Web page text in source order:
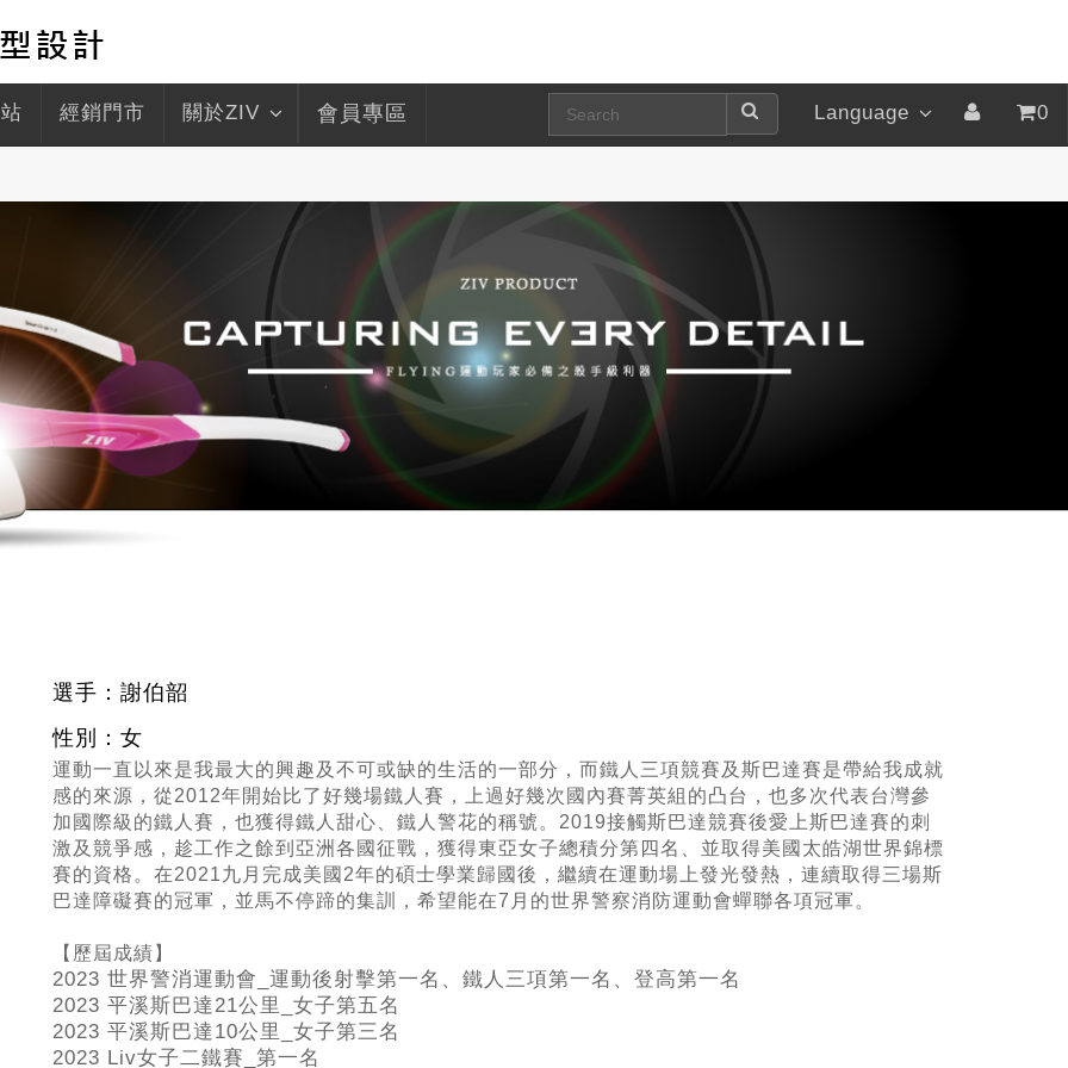
經銷門市 關於ZIV 會員專區 Language 0
選手：謝伯韶
性別：女
運動一直以來是我最大的興趣及不可或缺的生活的一部分，而鐵人三項競賽及斯巴達賽是帶給我成就
感的來源，從2012年開始比了好幾場鐵人賽，上過好幾次國內賽菁英組的凸台，也多次代表台灣參
加國際級的鐵人賽，也獲得鐵人甜心、鐵人警花的稱號。 2019接觸斯巴達競賽後愛上斯巴達賽的刺
激及競爭感，趁工作之餘到亞洲各國征戰，獲得東亞女子總積分第四名、並取得美國太皓湖世界錦標
賽的資格。在2021九月完成美國 2年的碩士學業歸國後，繼續在運動場上發光發熱，連續取得三場斯
巴達障礙賽的冠軍，並馬不停蹄的集訓，希望能在7 月的世界警察消防運動會蟬聯各項冠軍。
【歷屆成績】
2023 世界警消運動會_運動後射擊第一名、鐵人三項第一名、登高第一名
2023 平溪斯巴達21公里_女子第五名
2023 平溪斯巴達10公里_女子第三名
2023 Liv女子二鐵賽_第一名